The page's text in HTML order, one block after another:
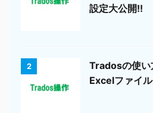
設定大公開!!
2
Tradosの使い
Excelファイ